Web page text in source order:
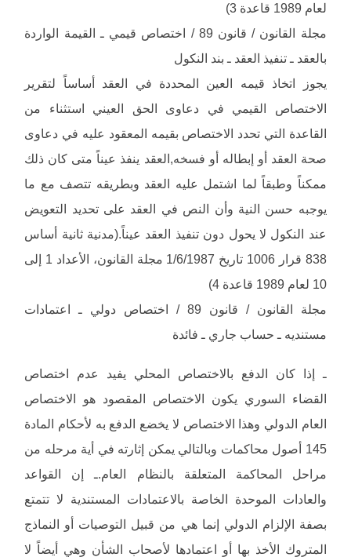
لعام 1989 قاعدة 3)
مجلة القانون / قانون 89 / اختصاص قيمي ـ القيمة الواردة
بالعقد ـ تنفيذ العقد ـ بند النكول
يجوز اتخاذ قيمه العين المحددة في العقد أساساً لتقرير
الاختصاص القيمي في دعاوى الحق العيني استثناء من
القاعدة التي تحدد الاختصاص بقيمه المعقود عليه في دعاوى
صحة العقد أو إبطاله أو فسخه,العقد ينفذ عيناً متى كان ذلك
ممكناً وطبقاً لما اشتمل عليه العقد وبطريقه تتصف مع ما
يوجبه حسن النية وأن النص في العقد على تحديد التعويض
عند النكول لا يحول دون تنفيذ العقد عيناً.(مدنية ثانية أساس
838 قرار 1006 تاريخ 1/6/1987 مجلة القانون، الأعداد 1 إلى
10 لعام 1989 قاعدة 4)
مجلة القانون / قانون 89 / اختصاص دولي ـ اعتمادات
مستنديه ـ حساب جاري ـ فائدة
ـ إذا كان الدفع بالاختصاص المحلي يفيد عدم اختصاص
القضاء السوري يكون الاختصاص المقصود هو الاختصاص
العام الدولي وهذا الاختصاص لا يخضع الدفع به لأحكام المادة
145 أصول محاكمات وبالتالي يمكن إثارته في أية مرحله من
مراحل المحاكمة المتعلقة بالنظام العام.ـ إن القواعد
والعادات الموحدة الخاصة بالاعتمادات المستندية لا تتمتع
بصفة الإلزام الدولي إنما هي من قبيل التوصيات أو النماذج
المتروك الأخذ بها أو اعتمادها لأصحاب الشأن وهي أيضاً لا